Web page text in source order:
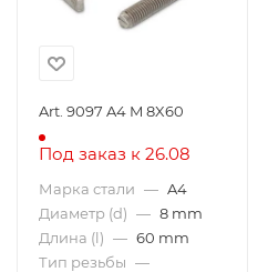
Art. 9097 A4 M 8X60
Под заказ к 26.08
Марка стали — A4
Диаметр (d) — 8 mm
Длина (l) — 60 mm
Тип резьбы —